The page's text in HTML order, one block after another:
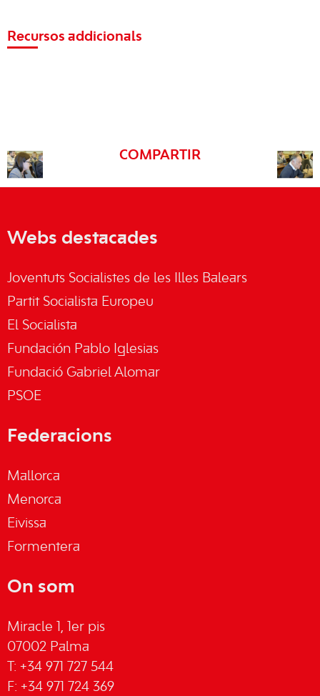
Recursos addicionals
COMPARTIR
Webs destacades
Joventuts Socialistes de les Illes Balears
Partit Socialista Europeu
El Socialista
Fundación Pablo Iglesias
Fundació Gabriel Alomar
PSOE
Federacions
Mallorca
Menorca
Eivissa
Formentera
On som
Miracle 1, 1er pis
07002 Palma
T: +34 971 727 544
F: +34 971 724 369